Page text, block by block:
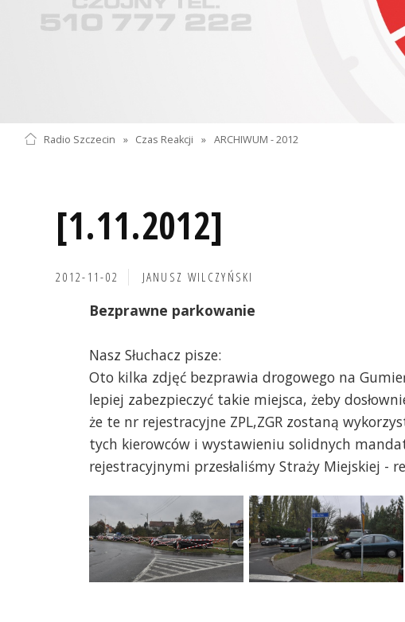
Radio Szczecin » Czas Reakcji » ARCHIWUM - 2012
[1.11.2012]
2012-11-02 JANUSZ WILCZYŃSKI
Bezprawne parkowanie
Nasz Słuchacz pisze:
Oto kilka zdjęć bezprawia drogowego na
lepiej zabezpieczyć takie miejsca, żeby
że te nr rejestracyjne ZPL,ZGR zostaną
tych kierowców i wystawieniu solidnych
rejestracyjnymi przesłaliśmy Straży Miejskiej -